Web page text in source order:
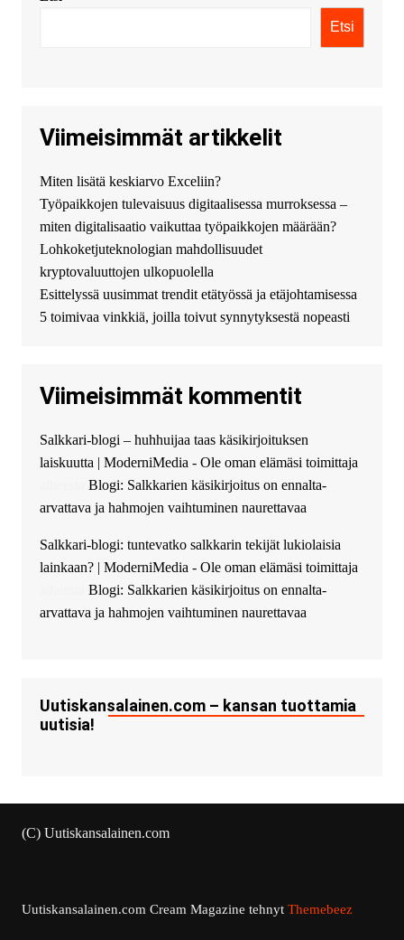
купить хавал джулиан -
http://jolion-ufa1.ru/
Появился вопрос про срочно
взять деньги? Предлагаем
безопасный источник
финансовой помощи. Вы
можете получить
финансирование в долг без
избыточных вопросов и
документов? Тогда обратитесь
guest_4889 :Cmon Suomi 👏
The Admin: High five! You’ve
successfully installed Simple
Ajax Chat.
Etsi
Viimeisimmät artikkelit
Miten lisätä keskiarvo Exceliin?
Työpaikkojen tulevaisuus digitaalisessa murroksessa –
miten digitalisaatio vaikuttaa työpaikkojen määrään?
Lohkoketjuteknologian mahdollisuudet
kryptovaluuttojen ulkopuolella
Esittelyssä uusimmat trendit etätyössä ja etäjohtamisessa
5 toimivaa vinkkiä, joilla toivut synnytyksestä nopeasti
Viimeisimmät kommentit
Salkkari-blogi – huhhuijaa taas käsikirjoituksen
laiskuutta | ModerniMedia - Ole oman elämäsi toimittaja
Blogi: Salkkarien käsikirjoitus on ennalta-
arvattava ja hahmojen vaihtuminen naurettavaa
Salkkari-blogi: tuntevatko salkkarin tekijät lukiolaisia
lainkaan? | ModerniMedia - Ole oman elämäsi toimittaja
Blogi: Salkkarien käsikirjoitus on ennalta-
arvattava ja hahmojen vaihtuminen naurettavaa
Uutiskansalainen.com – kansan tuottamia
uutisia!
(C) Uutiskansalainen.com
Uutiskansalainen.com Cream Magazine tehnyt Themebeez